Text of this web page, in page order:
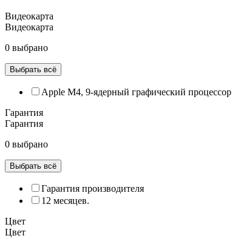
Видеокарта
Видеокарта
0 выбрано
Выбрать всё
Apple M4, 9‑ядерный графический процессор
Гарантия
Гарантия
0 выбрано
Выбрать всё
Гарантия производителя
12 месяцев.
Цвет
Цвет